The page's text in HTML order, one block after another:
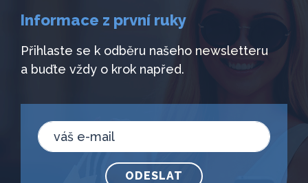
Informace z první ruky
Přihlaste se k odběru našeho newsletteru
a buďte vždy o krok napřed.
ODESLAT